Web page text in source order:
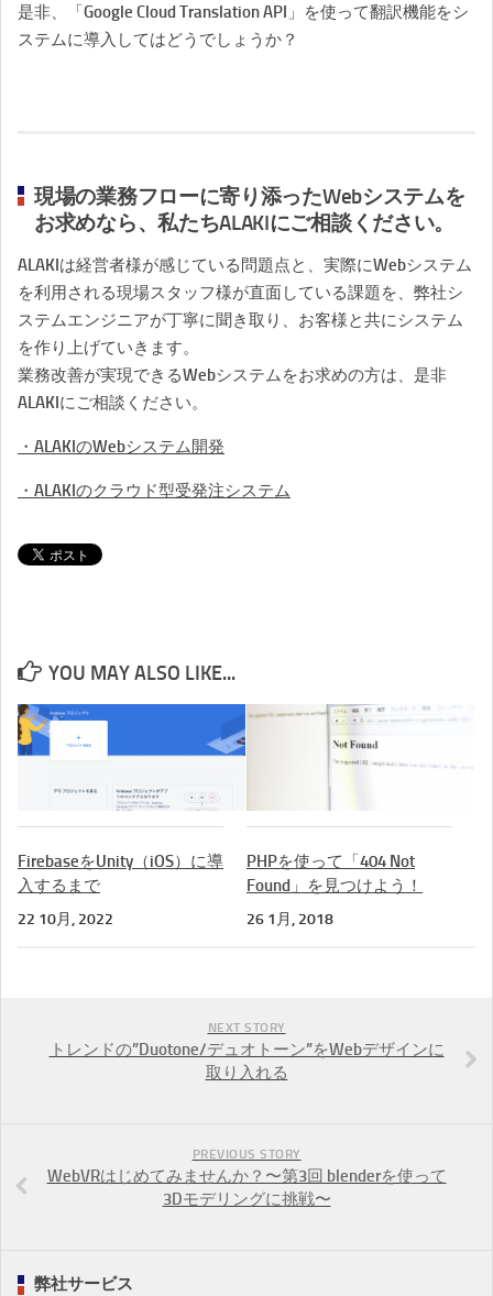
是非、「Google Cloud Translation API」を使って翻訳機能をシ
ステムに導入してはどうでしょうか？
現場の業務フローに寄り添ったWebシステムを
お求めなら、私たちALAKIにご相談ください。
ALAKIは経営者様が感じている問題点と、実際にWebシステム
を利用される現場スタッフ様が直面している課題を、弊社シ
ステムエンジニアが丁寧に聞き取り、お客様と共にシステム
を作り上げていきます。
業務改善が実現できるWebシステムをお求めの方は、是非
ALAKIにご相談ください。
・ALAKIのWebシステム開発
・ALAKIのクラウド型受発注システム
YOU MAY ALSO LIKE...
FirebaseをUnity（iOS）に導
入するまで
22 10月, 2022
PHPを使って「404 Not
Found」を見つけよう！
26 1月, 2018
NEXT STORY
トレンドの”Duotone/デュオトーン”をWebデザインに
取り入れる
PREVIOUS STORY
WebVRはじめてみませんか？〜第3回 blenderを使って
3Dモデリングに挑戦〜
弊社サービス